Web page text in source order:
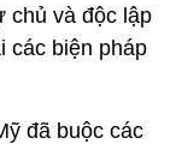
chủ và độc lập
các biện pháp
đã buộc các